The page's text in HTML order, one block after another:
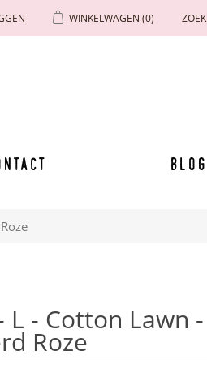
WINKELWAGEN (0) ZOEK
Blog
L - Cotton Lawn -
Roze